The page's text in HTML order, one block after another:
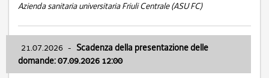
Azienda sanitaria universitaria Friuli Centrale (ASU FC)
21.07.2026 - Scadenza della presentazione delle
domande: 07.09.2026 12:00